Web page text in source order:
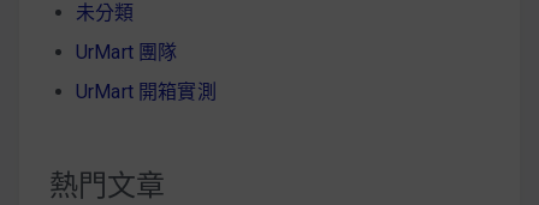
未分類
UrMart 團隊
UrMart 開箱實測
熱門文章